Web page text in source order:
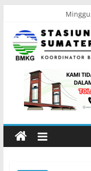
content
Stasiun